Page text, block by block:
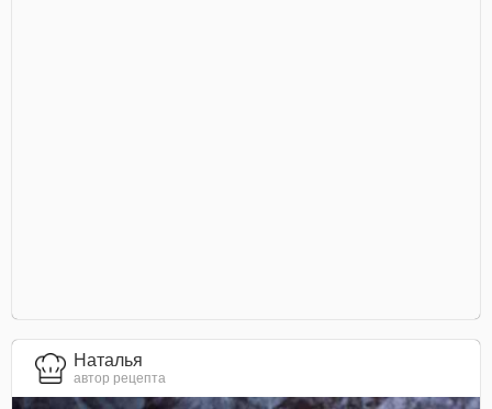
Наталья
автор рецепта